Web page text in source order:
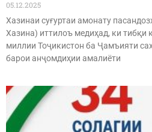
05.12.2025
Хазинаи суғуртаи амонату
Хазина) иттилоъ медиҳад, ки тибқи
миллии Тоҷикистон ба Ҷамъияти
барои анҷомдиҳии амалиёти